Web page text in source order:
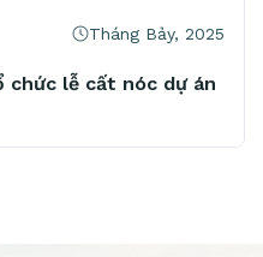
Tháng Bảy, 2025
nóc dự án
The
Khu